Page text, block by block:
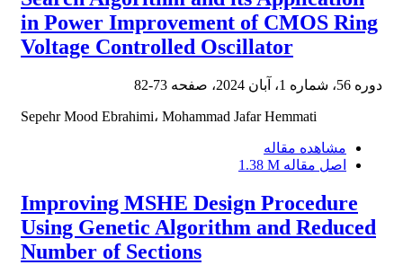
in Power Improvement of CMOS Ring
Voltage Controlled Oscillator
دوره 56، شماره 1، آبان 2024، صفحه 73-82
Sepehr Mood Ebrahimi، Mohammad Jafar Hemmati
مشاهده مقاله
اصل مقاله 1.38 M
Improving MSHE Design Procedure
Using Genetic Algorithm and Reduced
Number of Sections